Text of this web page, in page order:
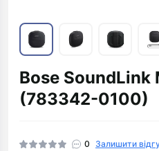
Bose SoundLink
(783342-0100)
0
Залишити